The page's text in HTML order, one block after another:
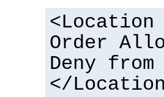
Order
Deny
</